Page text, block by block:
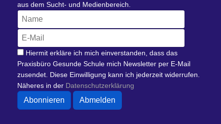
aus dem Sucht- und Medienbereich.
Hiermit erkläre ich mich einverstanden, dass das
Praxisbüro Gesunde Schule mich Newsletter per E-Mail
zusendet. Diese Einwilligung kann ich jederzeit widerrufen.
Näheres in der Datenschutzerklärung